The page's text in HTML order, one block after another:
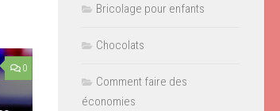
0
Bricolage pour enfants
Chocolats
Comment faire des
économies